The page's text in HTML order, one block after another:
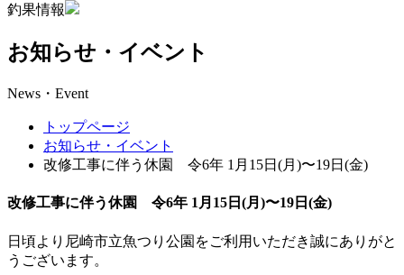
釣果情報
お知らせ・イベント
News・Event
トップページ
お知らせ・イベント
改修工事に伴う休園 令6年 1月15日(月)〜19日(金)
改修工事に伴う休園 令6年 1月15日(月)〜19日(金)
日頃より尼崎市立魚つり公園をご利用いただき誠にありがと
うございます。